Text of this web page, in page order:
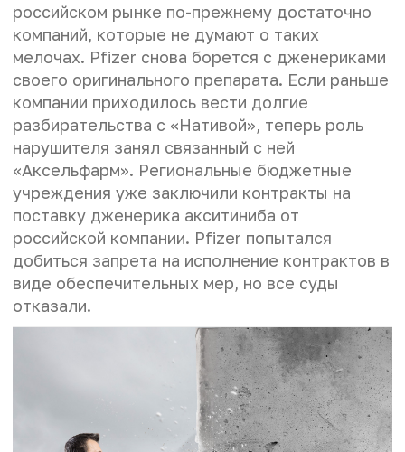
российском рынке по-прежнему достаточно
компаний, которые не думают о таких
мелочах. Pfizer снова борется с дженериками
своего оригинального препарата. Если раньше
компании приходилось вести долгие
разбирательства с «Нативой», теперь роль
нарушителя занял связанный с ней
«Аксельфарм». Региональные бюджетные
учреждения уже заключили контракты на
поставку дженерика акситиниба от
российской компании. Pfizer попытался
добиться запрета на исполнение контрактов в
виде обеспечительных мер, но все суды
отказали.